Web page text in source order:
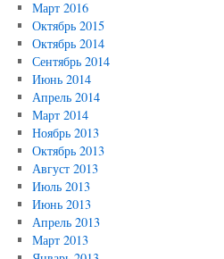
Март 2016
Октябрь 2015
Октябрь 2014
Сентябрь 2014
Июнь 2014
Апрель 2014
Март 2014
Ноябрь 2013
Октябрь 2013
Август 2013
Июль 2013
Июнь 2013
Апрель 2013
Март 2013